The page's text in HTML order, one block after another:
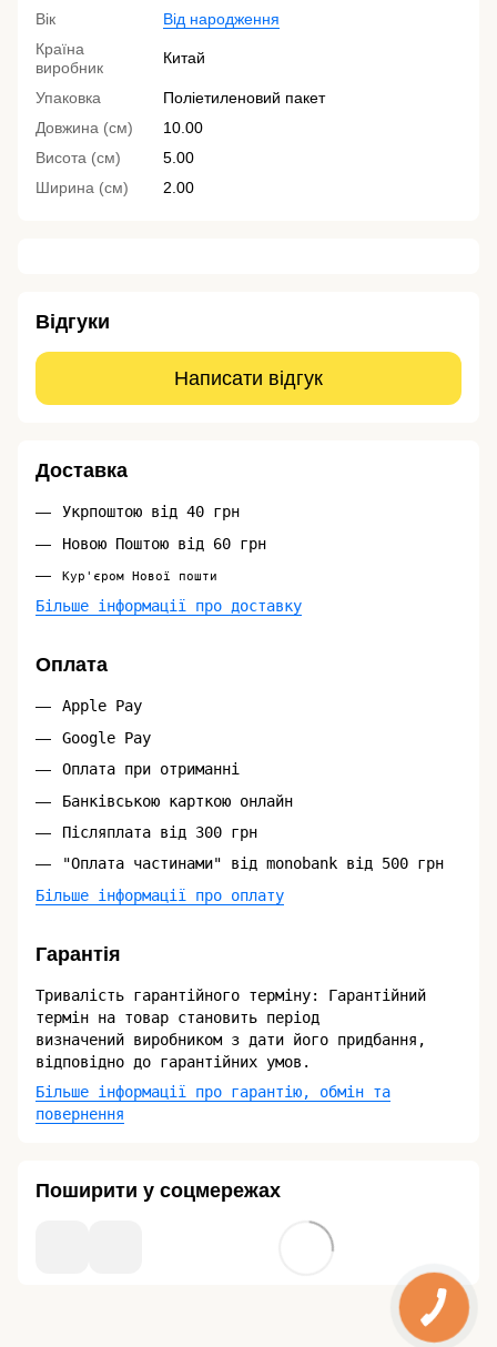
Вік
Від народження
Країна
виробник
Китай
Упаковка
Поліетиленовий пакет
Довжина (см)
10.00
Висота (см)
5.00
Ширина (см)
2.00
Відгуки
Написати відгук
Доставка
Укрпоштою від 40 грн
Новою Поштою від 60 грн
Кур'єром Нової пошти
Більше інформації про доставку
Оплата
Apple Pay
Google Pay
Оплата при отриманні
Банківською карткою онлайн
Післяплата від 300 грн
"Оплата частинами" від monobank від 500 грн
Більше інформації про оплату
Гарантія
Тривалість гарантійного терміну: Гарантійний
термін на товар становить період
визначений виробником з дати його придбання,
відповідно до гарантійних умов.
Більше інформації про гарантію, обмін та
повернення
Поширити у соцмережах